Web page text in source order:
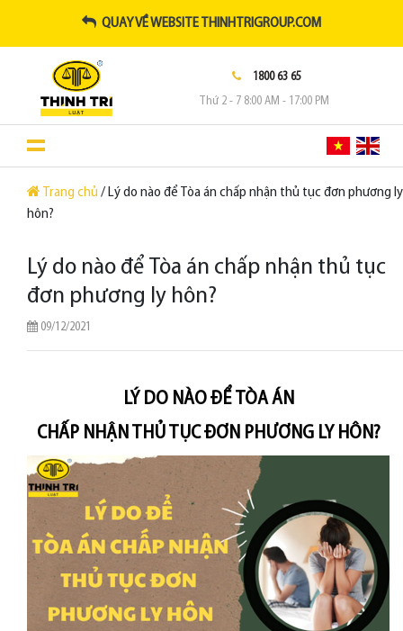
QUAY VỀ WEBSITE THINHTRIGROUP.COM
1800 63 65
Thứ 2 - 7 8:00 AM - 17:00 PM
Trang chủ / Lý do nào để Tòa án chấp nhận thủ tục đơn phương ly
hôn?
Lý do nào để Tòa án chấp nhận thủ tục
đơn phương ly hôn?
09/12/2021
LÝ DO NÀO ĐỂ TÒA ÁN
CHẤP NHẬN THỦ TỤC ĐƠN PHƯƠNG LY HÔN?